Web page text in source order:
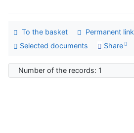
To the basket Permanent link
Selected documents
Share
Number of the records: 1